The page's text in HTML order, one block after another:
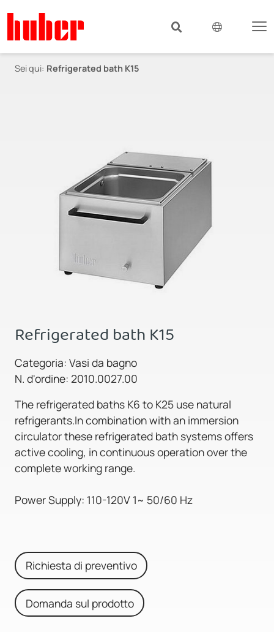
Sei qui: Refrigerated bath K15
Refrigerated bath K15
Categoria: Vasi da bagno
N. d'ordine: 2010.0027.00
The refrigerated baths K6 to K25 use natural
refrigerants.In combination with an immersion
circulator these refrigerated bath systems offers
active cooling, in continuous operation over the
complete working range.
Power Supply: 110-120V 1~ 50/60 Hz
Richiesta di preventivo
Domanda sul prodotto